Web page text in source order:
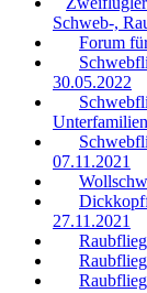
Schweb-,
Forum
30.05.2022
Unterfamilien
07.11.2021
27.11.2021